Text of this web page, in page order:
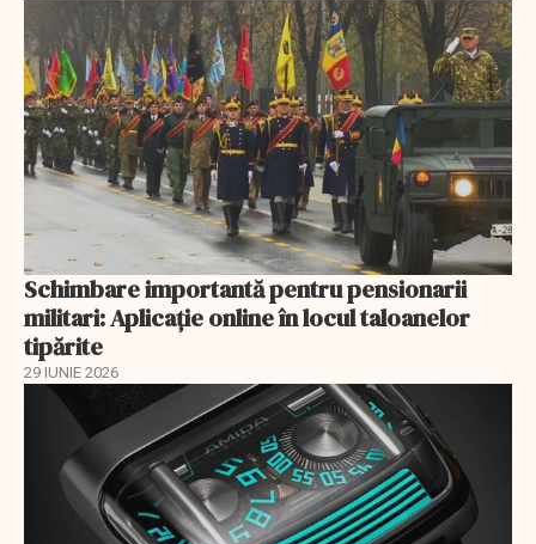
Schimbare importantă pentru pensionarii
militari: Aplicaţie online în locul taloanelor
tipărite
29 IUNIE 2026